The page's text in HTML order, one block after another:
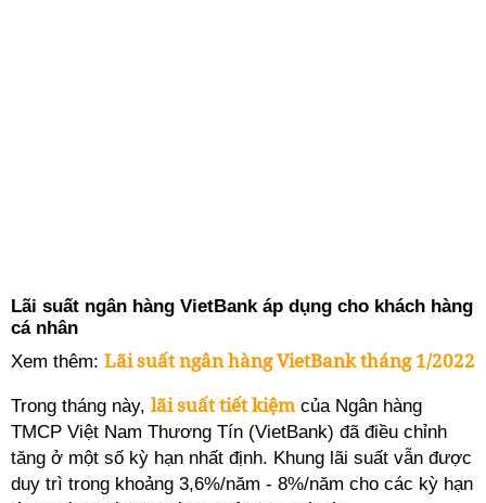
Lãi suất ngân hàng VietBank áp dụng cho khách hàng
cá nhân
Xem thêm: Lãi suất ngân hàng VietBank tháng 1/2022
Trong tháng này, lãi suất tiết kiệmcủa Ngân hàng
TMCP Việt Nam Thương Tín (VietBank) đã điều chỉnh
tăng ở một số kỳ hạn nhất định. Khung lãi suất vẫn được
duy trì trong khoảng 3,6%/năm - 8%/năm cho các kỳ hạn